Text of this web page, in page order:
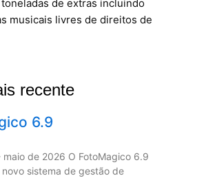
toneladas de extras incluindo
musicais livres de direitos de
recente
6.9
maio de 2026 O FotoMagico 6.9
sistema de gestão de